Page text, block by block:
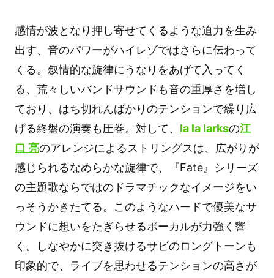
感情が波となり押し寄せてくるような迫力を生み
出す、音のパワーがハイレゾではさらに伝わって
くる。叙情的な旋律にうなりをあげて入ってく
る、荒々しいバンドサウンドも音の重厚さを増し
ており、はち切れんばかりのテンションで繰り広
げる終盤の演奏も圧巻。対して、 la la larksの江
口 亮のアレンジによるストリングスは、広がりが
感じられるなめらかな旋律で、『Fate』シリーズ
の主題歌ならではのドラマチックなイメージをい
っそうかきたてる。このようなハードで優美なサ
ウンドに想いをたぎらせるボーカルが力強く響
く。しなやかに突き抜けるサビのロングトーンも
印象的で、ライブを思わせるテンションの高さが